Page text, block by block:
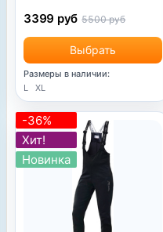
Выбрать
3399 руб 5500 руб
Размеры в наличии:
L
XL
-36%
Хит!
Новинка